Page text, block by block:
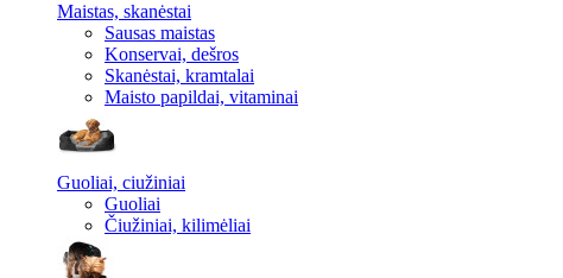
Maistas, skanėstai
Sausas maistas
Konservai, dešros
Skanėstai, kramtalai
Maisto papildai, vitaminai
Guoliai, ciužiniai
Guoliai
Čiužiniai, kilimėliai